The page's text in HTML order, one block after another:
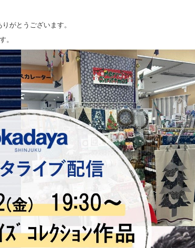
がとうございます。
。